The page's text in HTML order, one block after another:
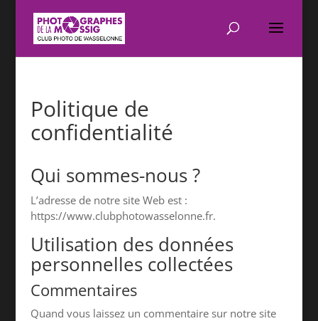
Politique de
confidentialité
Qui sommes-nous ?
L’adresse de notre site Web est :
https://www.clubphotowasselonne.fr.
Utilisation des données
personnelles collectées
Commentaires
Quand vous laissez un commentaire sur notre site